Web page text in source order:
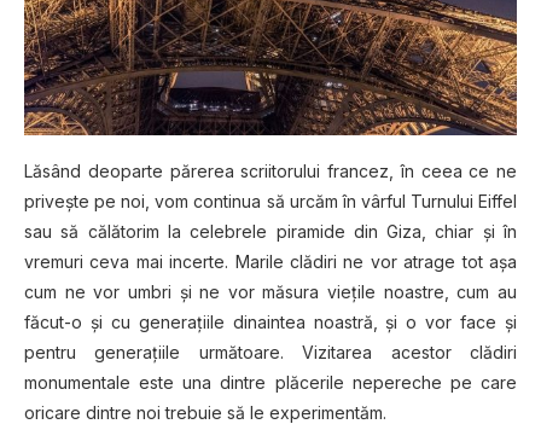
Lăsând deoparte părerea scriitorului francez, în ceea ce ne
priveşte pe noi, vom continua să urcăm în vârful Turnului Eiffel
sau să călătorim la celebrele piramide din Giza, chiar şi în
vremuri ceva mai incerte. Marile clădiri ne vor atrage tot aşa
cum ne vor umbri şi ne vor măsura vieţile noastre, cum au
făcut-o şi cu generaţiile dinaintea noastră, şi o vor face şi
pentru generaţiile următoare. Vizitarea acestor clădiri
monumentale este una dintre plăcerile nepereche pe care
oricare dintre noi trebuie să le experimentăm.